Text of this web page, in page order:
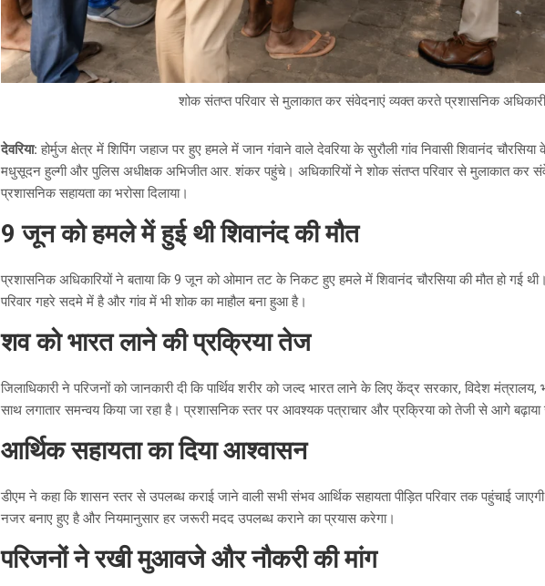
शोक संतप्त परिवार से मुलाकात कर संवेदनाएं व्यक्त करते प्रशासनिक
देवरिया: होर्मुज क्षेत्र में शिपिंग जहाज पर हुए हमले में जान गंवाने वाले देवरिया के सुरौली गांव निवासी शिवानंद चौरसिया
मधुसूदन हुल्गी और पुलिस अधीक्षक अभिजीत आर. शंकर पहुंचे। अधिकारियों ने शोक संतप्त परिवार से मुलाकात कर
प्रशासनिक सहायता का भरोसा दिलाया।
9जून को हमले में हुई थी शिवानंद की मौत
प्रशासनिक अधिकारियों ने बताया कि 9 जून को ओमान तट के निकट हुए हमले में शिवानंद चौरसिया की मौत हो गई
परिवार गहरे सदमे में है और गांव में भी शोक का माहौल बना हुआ है।
शव को भारत लाने की प्रक्रिया तेज
जिलाधिकारी ने परिजनों को जानकारी दी कि पार्थिव शरीर को जल्द भारत लाने के लिए केंद्र सरकार, विदेश
साथ लगातार समन्वय किया जा रहा है। प्रशासनिक स्तर पर आवश्यक पत्राचार और प्रक्रिया को तेजी से आगे बढ़ाया
आर्थिक सहायता का दिया आश्वासन
डीएम ने कहा कि शासन स्तर से उपलब्ध कराई जाने वाली सभी संभव आर्थिक सहायता पीड़ित परिवार तक पहुंचाई
नजर बनाए हुए है और नियमानुसार हर जरूरी मदद उपलब्ध कराने का प्रयास करेगा।
परिजनों ने रखी मुआवजे और नौकरी की मांग